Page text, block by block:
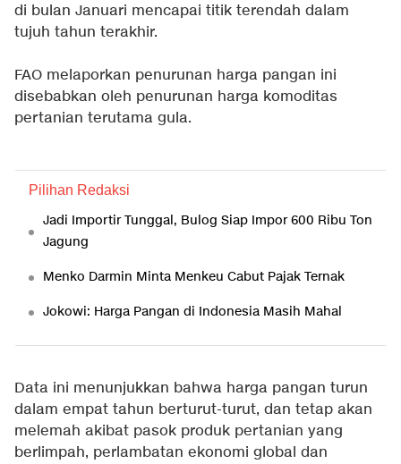
di bulan Januari mencapai titik terendah dalam
tujuh tahun terakhir.
FAO melaporkan penurunan harga pangan ini
disebabkan oleh penurunan harga komoditas
pertanian terutama gula.
Pilihan Redaksi
Jadi Importir Tunggal, Bulog Siap Impor 600 Ribu Ton
Jagung
Menko Darmin Minta Menkeu Cabut Pajak Ternak
Jokowi: Harga Pangan di Indonesia Masih Mahal
Data ini menunjukkan bahwa harga pangan turun
dalam empat tahun berturut-turut, dan tetap akan
melemah akibat pasok produk pertanian yang
berlimpah, perlambatan ekonomi global dan